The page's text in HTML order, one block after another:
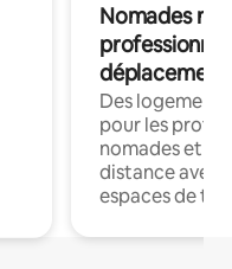
Nomades
déplacement
Des
pour les
nomades et
distance avec
espaces de